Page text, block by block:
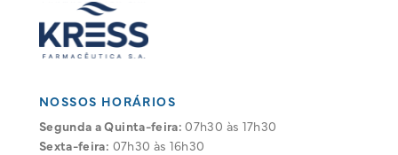
NOSSOS HORÁRIOS
Segunda a Quinta-feira: 07h30 às 17h30
Sexta-feira: 07h30 às 16h30